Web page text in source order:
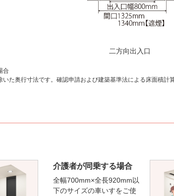
二方向出入口
合
た奥行寸法です。確認申請および建築基準法による床面積計
介護者が同乗する場合
全幅700mm×全長920mm以
下のサイズの車いすをご使